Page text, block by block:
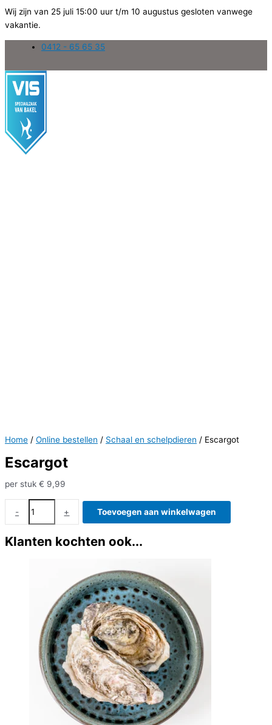
Wij zijn van 25 juli 15:00 uur t/m 10 augustus gesloten vanwege
vakantie.
inhoud
0412 - 65 65 35
Home / Online bestellen / Schaal en schelpdieren / Escargot
Escargot
per stuk € 9,99
-
aantal
+ Toevoegen aan winkelwagen
Klanten kochten ook...